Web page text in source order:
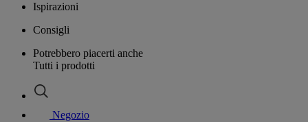
Ispirazioni
Consigli
Potrebbero piacerti anche
Tutti i prodotti
Negozio